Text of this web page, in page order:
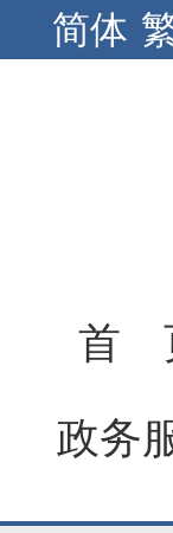
简体
首
政务